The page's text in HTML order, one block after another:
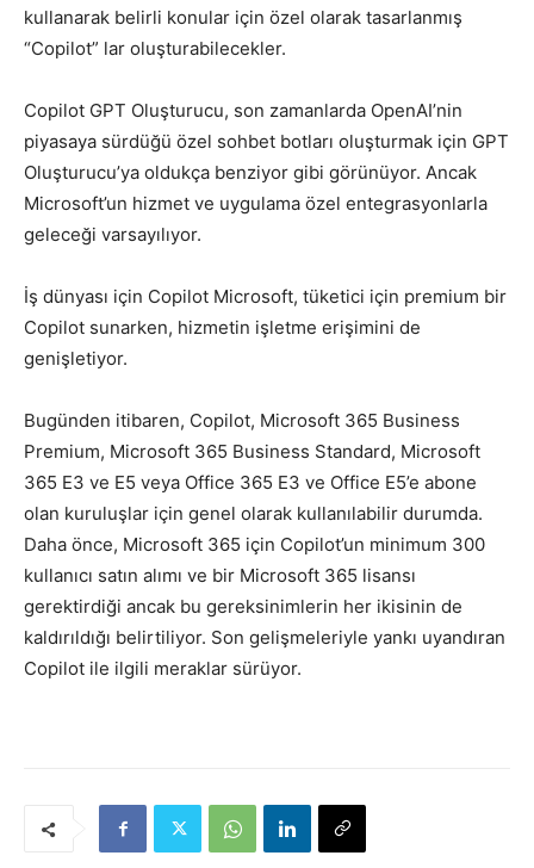
kullanarak belirli konular için özel olarak tasarlanmış
“Copilot” lar oluşturabilecekler.
Copilot GPT Oluşturucu, son zamanlarda OpenAI’nin
piyasaya sürdüğü özel sohbet botları oluşturmak için GPT
Oluşturucu’ya oldukça benziyor gibi görünüyor. Ancak
Microsoft’un hizmet ve uygulama özel entegrasyonlarla
geleceği varsayılıyor.
İş dünyası için Copilot Microsoft, tüketici için premium bir
Copilot sunarken, hizmetin işletme erişimini de
genişletiyor.
Bugünden itibaren, Copilot, Microsoft 365 Business
Premium, Microsoft 365 Business Standard, Microsoft
365 E3 ve E5 veya Office 365 E3 ve Office E5’e abone
olan kuruluşlar için genel olarak kullanılabilir durumda.
Daha önce, Microsoft 365 için Copilot’un minimum 300
kullanıcı satın alımı ve bir Microsoft 365 lisansı
gerektirdiği ancak bu gereksinimlerin her ikisinin de
kaldırıldığı belirtiliyor. Son gelişmeleriyle yankı uyandıran
Copilot ile ilgili meraklar sürüyor.